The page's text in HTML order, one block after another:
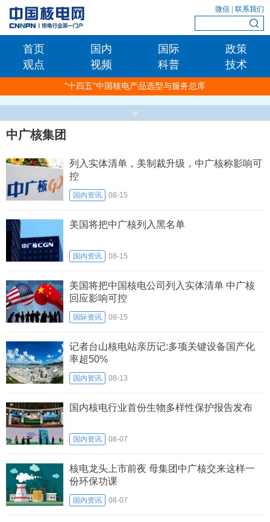
微信 联系我们
首页 国内 国际
政策
观点
视频 科普 技术
"十四五"中国核电产品选型与服务总库
中广核集团
列入实体清单，美制裁升级，中广核称影响可
控
国内资讯 08-15
美国将把中广核列入黑名单
国内资讯 08-15
美国将把中国核电公司列入实体清单 中广核
回应影响可控
国际资讯 08-15
记者台山核电站亲历记:多项关键设备国产化
率超50%
国内资讯 08-13
国内核电行业首份生物多样性保护报告发布
国内资讯 08-07
核电龙头上市前夜 母集团中广核交来这样一
份环保功课
国内资讯 08-07